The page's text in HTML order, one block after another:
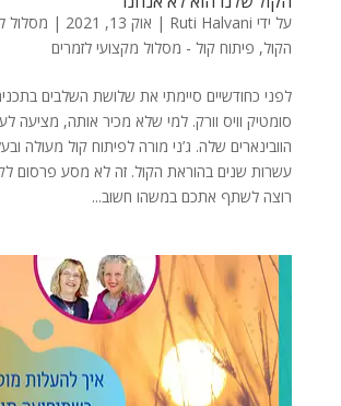
על ידי Ruti Halvani
| אוק 13, 2021 | מסלול
הקול, פיתוח קול - מסלול מקצועי לזמרים
לפני כחודשיים סיימתי את שלושת השלבים
סומטיק וויס וורק. למי שלא מכיר אותה, מציעה
הוובינארים שלה. ג’ני מורה לפיתוח קול מעולה
עשרות שנים בהוראת הקול. זה לא מסע פרסום
רוצה לשתף אתכם במשהו חשוב...